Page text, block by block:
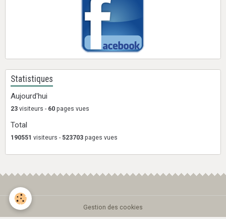
Statistiques
Aujourd'hui
23 visiteurs - 60 pages vues
Total
190551 visiteurs - 523703 pages vues
Gestion des cookies